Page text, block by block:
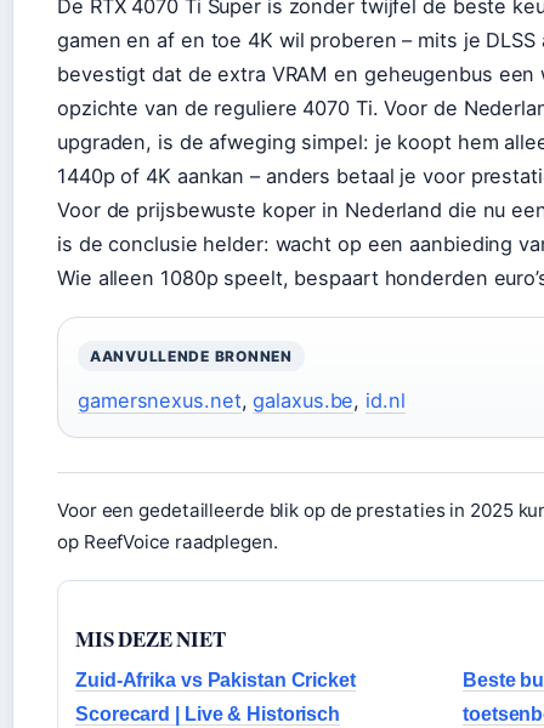
De RTX 4070 Ti Super is zonder twijfel de beste
gamen en af en toe 4K wil proberen – mits je
bevestigt dat de extra VRAM en geheugenbus
opzichte van de reguliere 4070 Ti. Voor de
upgraden, is de afweging simpel: je koopt hem
1440p of 4K aankan – anders betaal je voor
Voor de prijsbewuste koper in Nederland die nu
is de conclusie helder: wacht op een aanbieding
Wie alleen 1080p speelt, bespaart honderden
AANVULLENDE BRONNEN
gamersnexus.net,galaxus.be, id.nl
Voor een gedetailleerde blik op de prestaties in 2025
op ReefVoice raadplegen.
MIS DEZE NIET
Zuid-Afrika vs Pakistan Cricket
Scorecard | Live & Historisch
Beste